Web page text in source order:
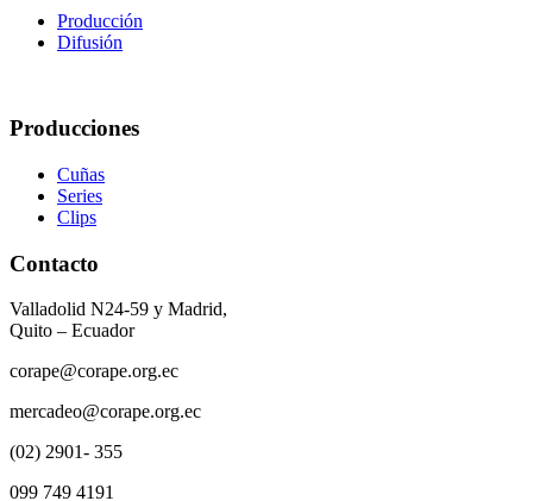
Producción
Difusión
Producciones
Cuñas
Series
Clips
Contacto
Valladolid N24-59 y Madrid,
Quito – Ecuador
corape@corape.org.ec
mercadeo@corape.org.ec
(02) 2901- 355
099 749 4191